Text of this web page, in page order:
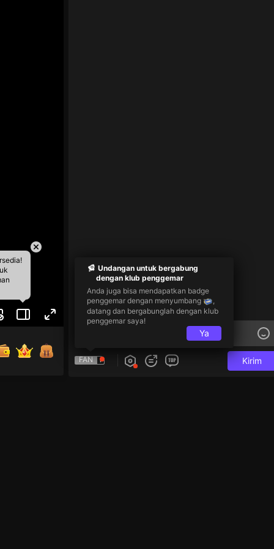
FAN Kirim
Undangan untuk bergabung
dengan klub penggemar
Anda juga bisa mendapatkan badge
penggemar dengan menyumbang
,
datang dan bergabunglah dengan klub
penggemar saya!
Ya